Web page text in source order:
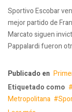
Sportivo Escobar
mejor partido de
Marcato siguen
Pappalardi fueron
Publicado en
Etiquetado como
Metropolitana